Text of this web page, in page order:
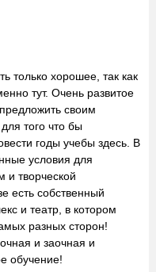
только хорошее, так как
тут. Очень развитое
своим
того что бы
годы учебы здесь. В
условия для
и творческой
есть собственный
и театр, в котором
разных сторон!
и заочная и
обучение!